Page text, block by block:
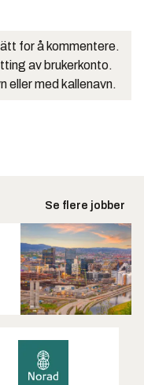
for å kommentere.
av brukerkonto.
eller med kallenavn.
Se flere jobber